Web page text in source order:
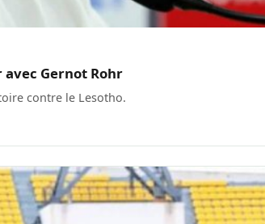
avec Gernot Rohr
contre le Lesotho.